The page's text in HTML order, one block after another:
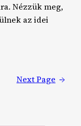
Nézzük meg,
az idei
Next Page →